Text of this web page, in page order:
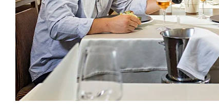
nosi ime naš Grand Hotel Primus. Primus goste
sprejme in se na njihovo željo z njimi tudi fotografira.
Na rimskih večerjah gostom med drugim postrežemo
tudi s pečeno kračo, ki jo 24 ur, namazano s
pohorskim medom, pečemo v rimski peči.